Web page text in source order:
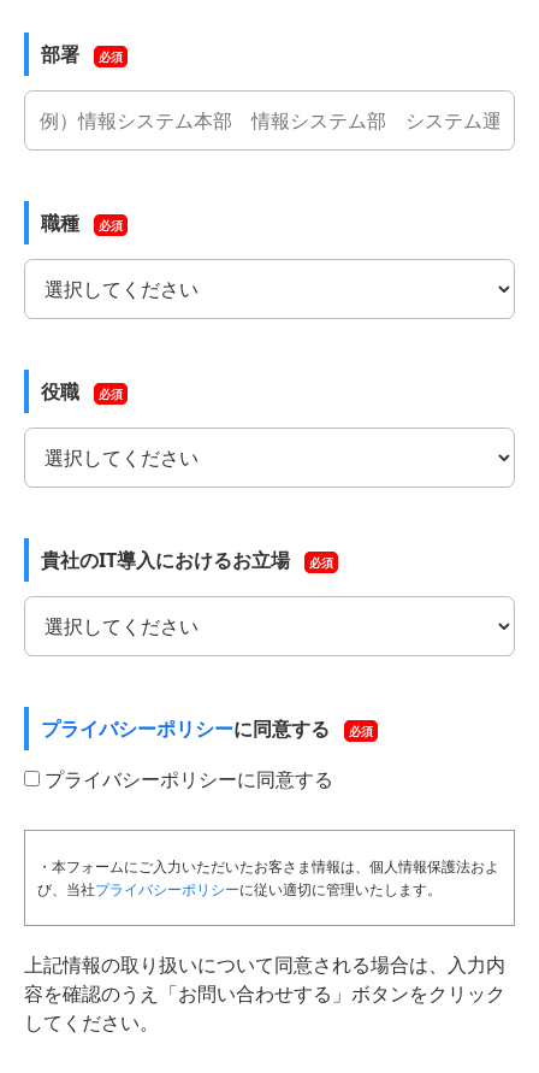
部署 必須
職種 必須
役職 必須
貴社のIT導入におけるお立場 必須
プライバシーポリシーに同意する 必須
プライバシーポリシーに同意する
・本フォームにご入力いただいたお客さま情報は、個人情報保護法およ
び、当社プライバシーポリシーに従い適切に管理いたします。
上記情報の取り扱いについて同意される場合は、入力内
容を確認のうえ「お問い合わせする」ボタンをクリック
してください。